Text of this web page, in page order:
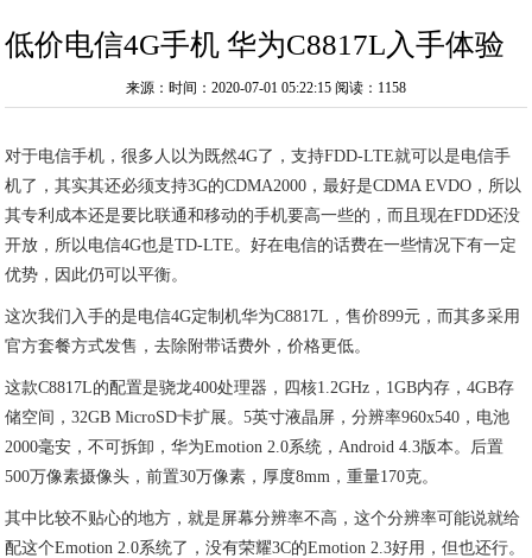
低价电信4G手机 华为C8817L入手体验
来源：时间：2020-07-01 05:22:15 阅读：1158
对于电信手机，很多人以为既然4G了，支持FDD-LTE就可以是电信手
机了，其实其还必须支持3G的CDMA2000，最好是CDMA EVDO，所以
其专利成本还是要比联通和移动的手机要高一些的，而且现在FDD还没
开放，所以电信4G也是TD-LTE。好在电信的话费在一些情况下有一定
优势，因此仍可以平衡。
这次我们入手的是电信4G定制机华为C8817L，售价899元，而其多采用
官方套餐方式发售，去除附带话费外，价格更低。
这款C8817L的配置是骁龙400处理器，四核1.2GHz，1GB内存，4GB存
储空间，32GB MicroSD卡扩展。5英寸液晶屏，分辨率960x540，电池
2000毫安，不可拆卸，华为Emotion 2.0系统，Android 4.3版本。后置
500万像素摄像头，前置30万像素，厚度8mm，重量170克。
其中比较不贴心的地方，就是屏幕分辨率不高，这个分辨率可能说就给
配这个Emotion 2.0系统了，没有荣耀3C的Emotion 2.3好用，但也还行。